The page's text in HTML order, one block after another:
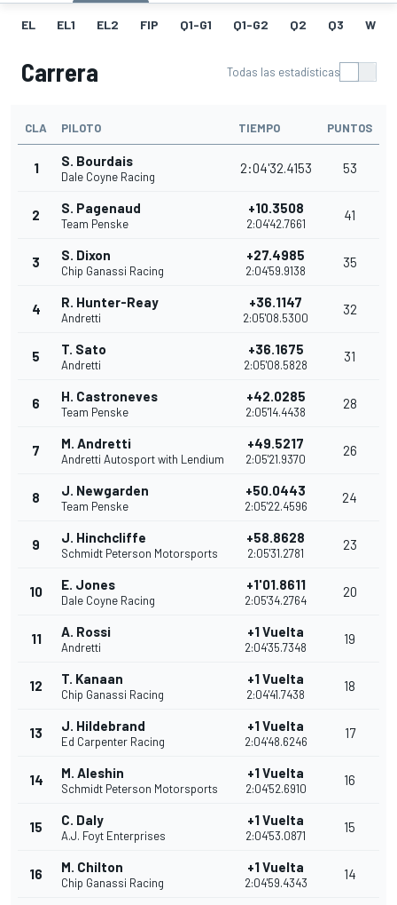
EL EL1 EL2 FIP Q1-G1 Q1-G2 Q2 Q3 W
Carrera Todas las estadísticas
CLA PILOTO TIEMPO PUNTOS
1 S. Bourdais
Dale Coyne Racing
2:04'32.4153 53
2 S. Pagenaud
Team Penske
+10.3508
2:04'42.7661
41
3 S. Dixon
Chip Ganassi Racing
+27.4985
2:04'59.9138
35
4 R. Hunter-Reay
Andretti
+36.1147
2:05'08.5300
32
5 T. Sato
Andretti
+36.1675
2:05'08.5828
31
6 H. Castroneves
Team Penske
+42.0285
2:05'14.4438
28
7 M. Andretti
Andretti Autosport with Lendium
+49.5217
2:05'21.9370
26
8 J. Newgarden
Team Penske
+50.0443
2:05'22.4596
24
9 J. Hinchcliffe
Schmidt Peterson Motorsports
+58.8628
2:05'31.2781
23
10 E. Jones
Dale Coyne Racing
+1'01.8611
2:05'34.2764
20
11 A. Rossi
Andretti
+1 Vuelta
2:04'35.7348
19
12 T. Kanaan
Chip Ganassi Racing
+1 Vuelta
2:04'41.7438
18
13 J. Hildebrand
Ed Carpenter Racing
+1 Vuelta
2:04'48.6246
17
14 M. Aleshin
Schmidt Peterson Motorsports
+1 Vuelta
2:04'52.6910
16
15 C. Daly
A.J. Foyt Enterprises
+1 Vuelta
2:04'53.0871
15
16 M. Chilton
Chip Ganassi Racing
+1 Vuelta
2:04'59.4343
14